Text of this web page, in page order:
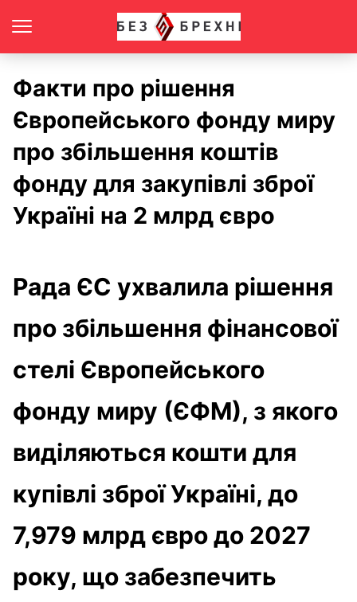
Факти про рішення
Європейського фонду миру
про збільшення коштів
фонду для закупівлі зброї
Україні на 2 млрд євро
Рада ЄС ухвалила рішення
про збільшення фінансової
стелі Європейського
фонду миру (ЄФМ), з якого
виділяються кошти для
купівлі зброї Україні, до
7,979 млрд євро до 2027
року, що забезпечить